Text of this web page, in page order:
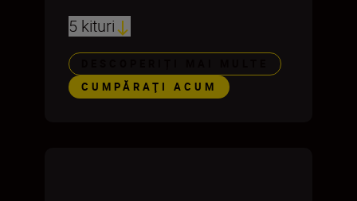
5 kituri
CUMPĂRAŢI ACUM